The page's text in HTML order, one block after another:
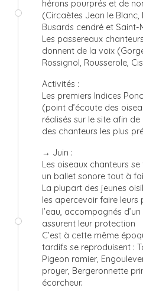
hérons pourprés et de
(Circaètes Jean le Blanc,
Busards cendré et
Les passereaux
donnent de la voix
Rossignol, Rousserole,
Activités :
Les premiers Indices
(point d’écoute des
réalisés sur le site afin
des chanteurs les plus
→ Juin :
Les oiseaux chanteurs
un ballet sonore tout à
La plupart des jeunes
les apercevoir faire leurs
l’eau, accompagnés
assurent leur protection
C’est à cette même
tardifs se reproduisent :
Pigeon ramier,
proyer, Bergeronnette
écorcheur.